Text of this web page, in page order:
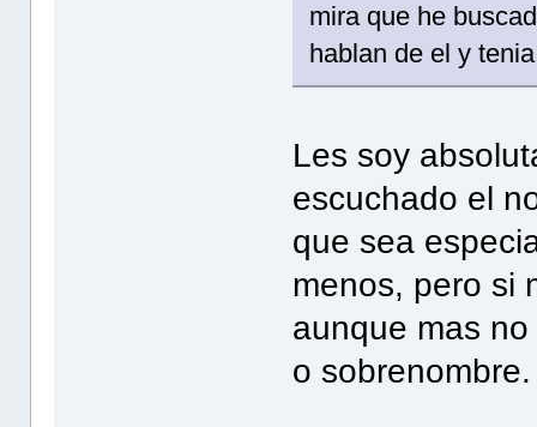
mira que he
hablan de el y
Les soy
escuchado el
que sea
menos, pero si
aunque mas
o sobrenombre.